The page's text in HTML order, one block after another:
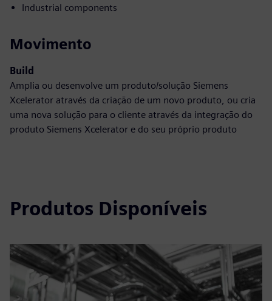
Industrial components
Movimento
Build
Amplia ou desenvolve um produto/solução Siemens
Xcelerator através da criação de um novo produto, ou cria
uma nova solução para o cliente através da integração do
produto Siemens Xcelerator e do seu próprio produto
Produtos Disponíveis